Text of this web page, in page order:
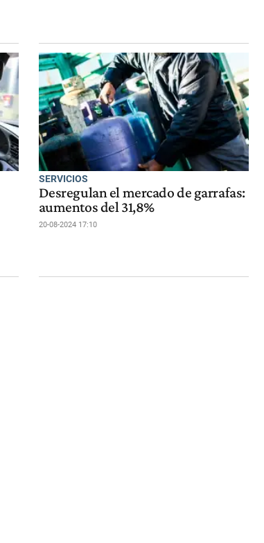
SERVICIOS
Desregulan el mercado de garrafas:
aumentos del 31,8%
20-08-2024 17:10